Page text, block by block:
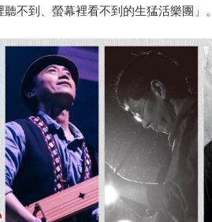
不到、螢幕裡看不到的生猛活樂團」。